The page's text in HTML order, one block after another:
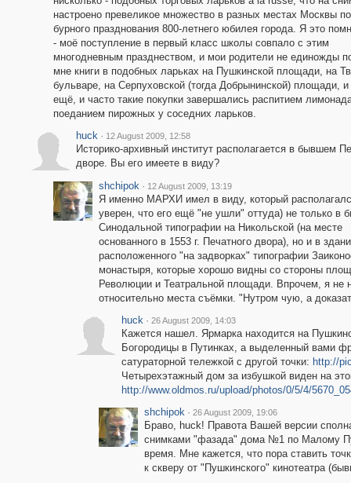
настроено превеликое множество в разных местах Москвы
бурного празднования 800-летнего юбилея города. Я это
- моё поступление в первый класс школы совпало с этим
многодневным празднеством, и мои родители не единожды
мне книги в подобных ларьках на Пушкинской площади, на
бульваре, на Серпуховской (тогда Добрынинской) площади, и
ещё, и часто такие покупки завершались распитием
поеданием пирожных у соседних ларьков.
huck · 12 August 2009, 12:58
Историко-архивный институт располагается в бывшем
дворе. Вы его имеете в виду?
shchipok · 12 August 2009, 13:19
Я именно МАРХИ имел в виду, который
уверен, что его ещё "не ушли" оттуда) не только в
Синодальной типографии на Никольской (на месте
основанного в 1553 г. Печатного двора), но и в
расположенного "на задворках" типографии
монастыря, которые хорошо видны со стороны
Революции и Театральной площади. Впрочем, я не
относительно места съёмки. "Нутром чую, а
huck · 26 August 2009, 14:03
Кажется нашел. Ярмарка находится на
Богородицы в Путинках, а выделенный вами
сатураторной тележкой с другой точки: http://
Четырехэтажный дом за избушкой виден на
http://www.oldmos.ru/upload/photos/0/5/4/
shchipok · 26 August 2009, 19:06
Браво, huck! Правота Вашей версии
снимками "фазада" дома №1 по Малому
время. Мне кажется, что пора ставить
к скверу от "Пушкинского" кинотеатра